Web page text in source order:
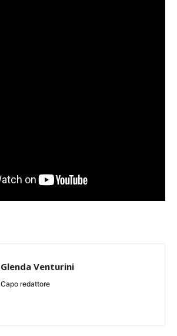
Glenda Venturini
Capo redattore